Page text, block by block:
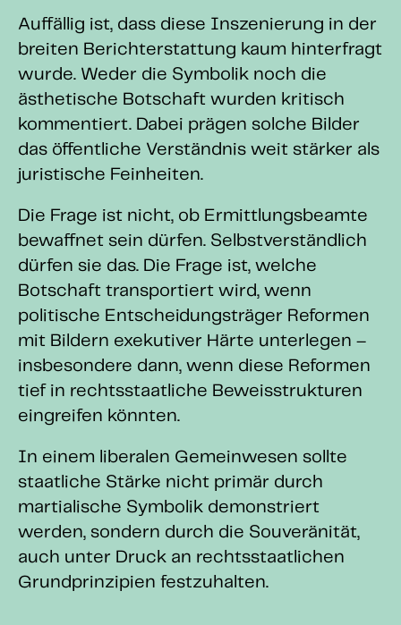
Auffällig ist, dass diese Inszenierung in der
breiten Berichterstattung kaum hinterfragt
wurde. Weder die Symbolik noch die
ästhetische Botschaft wurden kritisch
kommentiert. Dabei prägen solche Bilder
das öffentliche Verständnis weit stärker als
juristische Feinheiten.
Die Frage ist nicht, ob Ermittlungsbeamte
bewaffnet sein dürfen. Selbstverständlich
dürfen sie das. Die Frage ist, welche
Botschaft transportiert wird, wenn
politische Entscheidungsträger Reformen
mit Bildern exekutiver Härte unterlegen –
insbesondere dann, wenn diese Reformen
tief in rechtsstaatliche Beweisstrukturen
eingreifen könnten.
In einem liberalen Gemeinwesen sollte
staatliche Stärke nicht primär durch
martialische Symbolik demonstriert
werden, sondern durch die Souveränität,
auch unter Druck an rechtsstaatlichen
Grundprinzipien festzuhalten.